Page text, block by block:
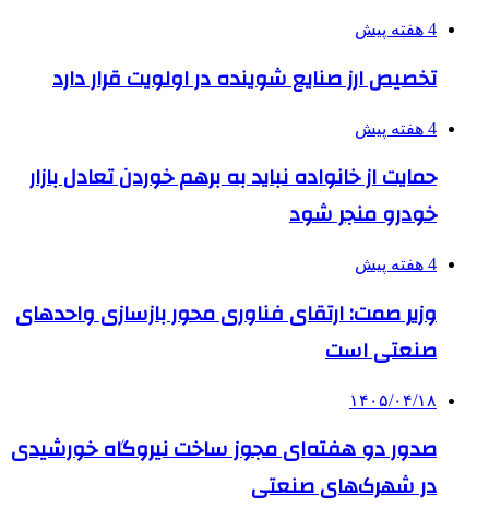
4 هفته پیش
تخصیص ارز صنایع شوینده در اولویت قرار دارد
4 هفته پیش
حمایت از خانواده نباید به برهم خوردن تعادل بازار
خودرو منجر شود
4 هفته پیش
وزیر صمت: ارتقای فناوری محور بازسازی واحدهای
صنعتی است
۱۴۰۵/۰۴/۱۸
صدور دو هفته‌ای مجوز ساخت نیروگاه خورشیدی
در شهرک‌های صنعتی